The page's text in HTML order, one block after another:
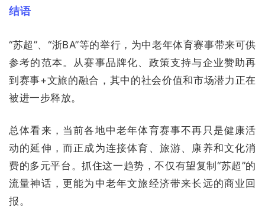
结语
“苏超”、“浙BA”等的举行，为中老年体育赛事带来可供
参考的范本。从赛事品牌化、政策支持与企业赞助再
到赛事+文旅的融合，其中的社会价值和市场潜力正在
被进一步释放。
总体看来，当前各地中老年体育赛事不再只是健康活
动的延伸，而正成为连接体育、旅游、康养和文化消
费的多元平台。抓住这一趋势，不仅有望复制“苏超”的
流量神话，更能为中老年文旅经济带来长远的商业回
报。